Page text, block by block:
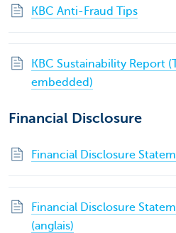
KBC Anti-Fraud Tips
KBC Sustainability Report
embedded)
Financial Disclosure
Financial Disclosure
Financial Disclosure
(anglais)